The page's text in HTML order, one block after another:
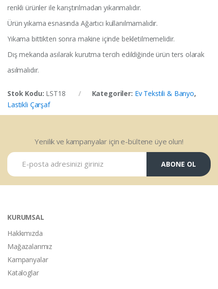
renkli ürünler ile karıştırılmadan yıkanmalıdır.
Ürün yıkama esnasında Ağartıcı kullanılmamalıdır.
Yıkama bittikten sonra makine içinde bekletilmemelidir.
Dış mekanda asılarak kurutma tercih edildiğinde ürün ters olarak
asılmalıdır.
Stok Kodu: LST18 Kategoriler: Ev Tekstili & Banyo,
Lastikli Çarşaf
Yenilik ve kampanyalar için e-bültene üye olun!
ABONE OL
KURUMSAL
Hakkımızda
Mağazalarımız
Kampanyalar
Kataloglar